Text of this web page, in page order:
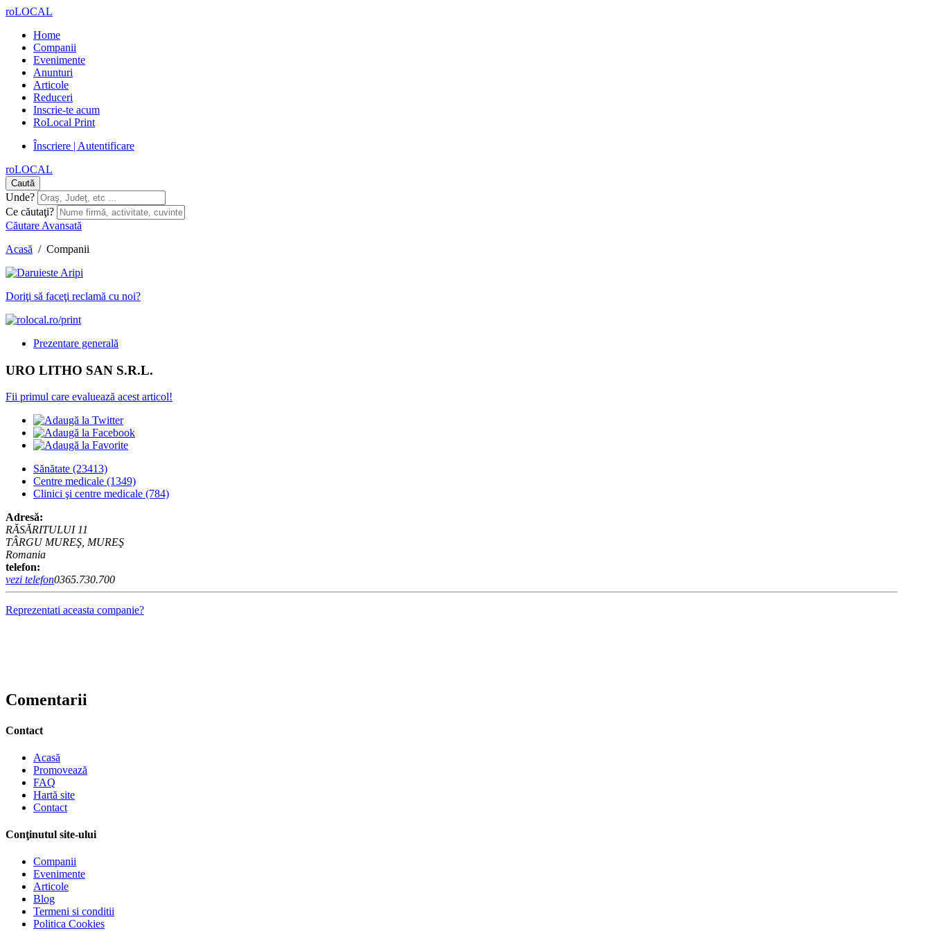
roLOCAL
Home
Companii
Evenimente
Anunturi
Articole
Reduceri
Inscrie-te acum
RoLocal Print
Înscriere | Autentificare
roLOCAL
Caută
Unde?
Ce căutaţi?
Căutare Avansată
Acasă / Companii
Doriţi să faceţi reclamă cu noi?
Prezentare generală
URO LITHO SAN S.R.L.
Fii primul care evaluează acest articol!
Sănătate (23413)
Centre medicale (1349)
Clinici şi centre medicale (784)
Adresă:
RĂSĂRITULUI 11
TÂRGU MUREŞ, MUREŞ
Romania
telefon:
vezi telefon0365.730.700
Reprezentati aceasta companie?
Comentarii
Contact
Acasă
Promovează
FAQ
Hartă site
Contact
Conţinutul site-ului
Companii
Evenimente
Articole
Blog
Termeni si conditii
Politica Cookies